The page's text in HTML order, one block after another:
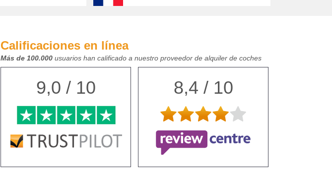
Calificaciones en línea
Más de 100.000 usuarios han calificado a nuestro proveedor de alquiler de coches
9,0 / 10 8,4 / 10